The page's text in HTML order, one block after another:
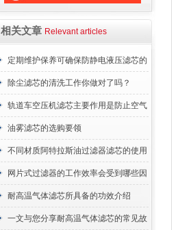
相关文章 Relevant articles
定期维护保养可确保防静电液压滤芯的
正常工作
除尘滤芯的清洗工作你做对了吗？
轨道车空压机滤芯主要作用是防止空气
中的杂质和油脂浓度升高
油雾滤芯的选购要领
不同材质阿特拉斯油过滤器滤芯的使用
周期区别介绍
网片式过滤器的工作效率会受到哪些因
素的影响？
耐高温气体滤芯所具备的功效介绍
一文与您分享耐高温气体滤芯的常见故